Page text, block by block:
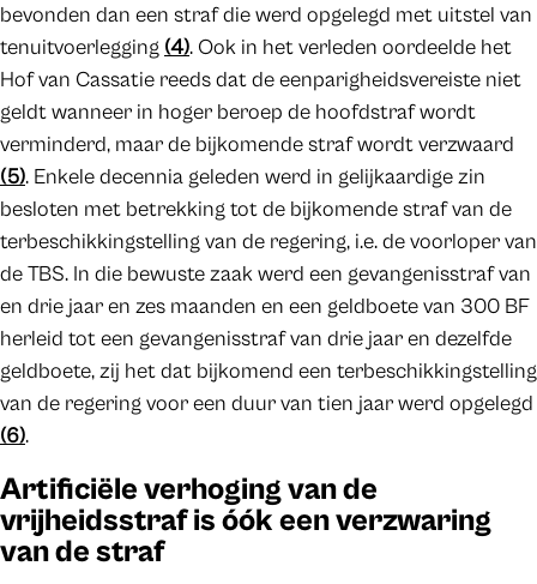
bevonden dan een straf die werd opgelegd met uitstel van
tenuitvoerlegging (4). Ook in het verleden oordeelde het
Hof van Cassatie reeds dat de eenparigheidsvereiste niet
geldt wanneer in hoger beroep de hoofdstraf wordt
verminderd, maar de bijkomende straf wordt verzwaard
(5). Enkele decennia geleden werd in gelijkaardige zin
besloten met betrekking tot de bijkomende straf van de
terbeschikkingstelling van de regering, i.e. de voorloper van
de TBS. In die bewuste zaak werd een gevangenisstraf van
en drie jaar en zes maanden en een geldboete van 300 BF
herleid tot een gevangenisstraf van drie jaar en dezelfde
geldboete, zij het dat bijkomend een terbeschikkingstelling
van de regering voor een duur van tien jaar werd opgelegd
(6).
Artificiële verhoging van de
vrijheidsstraf is óók een verzwaring
van de straf